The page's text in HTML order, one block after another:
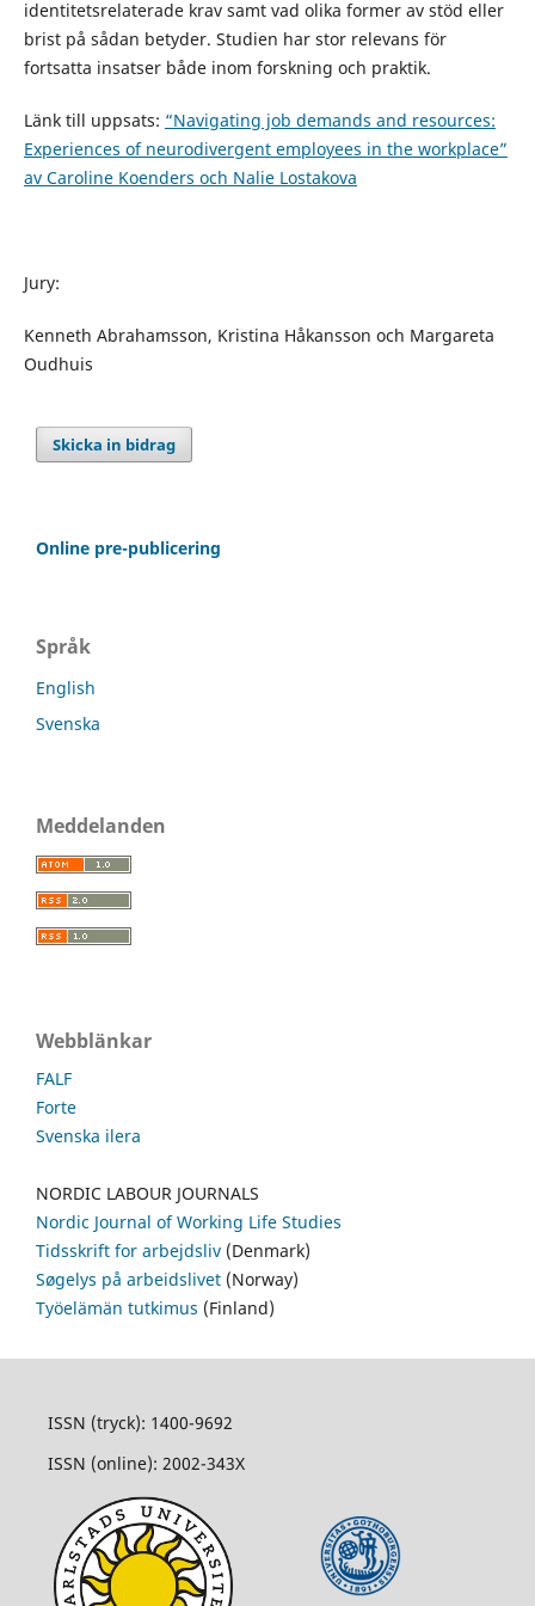
identitetsrelaterade krav samt vad olika former av stöd eller
brist på sådan betyder. Studien har stor relevans för
fortsatta insatser både inom forskning och praktik.
Länk till uppsats: “Navigating job demands and resources:
Experiences of neurodivergent employees in the workplace”
av Caroline Koenders och Nalie Lostakova
Jury:
Kenneth Abrahamsson, Kristina Håkansson och Margareta
Oudhuis
Skicka in bidrag
Online pre-publicering
Språk
English
Svenska
Meddelanden
Webblänkar
FALF
Forte
Svenska ilera
NORDIC LABOUR JOURNALS
Nordic Journal of Working Life Studies
Tidsskrift for arbejdsliv (Denmark)
Søgelys på arbeidslivet (Norway)
Työelämän tutkimus (Finland)
ISSN (tryck): 1400-9692
ISSN (online): 2002-343X